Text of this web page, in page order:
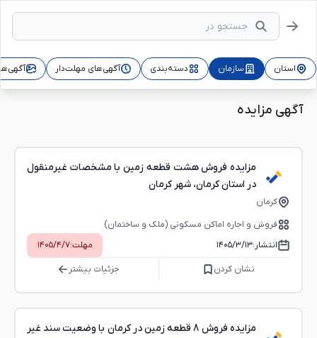
استان سازمان دسته‌بندی آگهی‌های مهلت‌دار
آگهی مزایده
مزایده فروش هشت قطعه زمین با مشخصات غیرمنقول
در استان کرمان، شهر کرمان
کرمان
فروش و اجاره اماکن مسکونی (ملک و ساختمان)
انتشار:۱۴۰۵/۳/۱۳ مهلت:۱۴۰۵/۴/۷
نشان کردن جزئیات بیشتر
مزایده فروش 8 قطعه زمین در کرمان با وضعیت سند غیر